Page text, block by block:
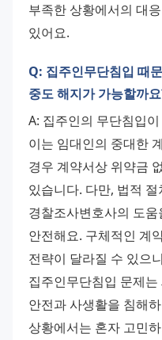
부족한 상황에서의 대
있어요.
Q: 집주인무단침입 때
중도 해지가 가능할까
A: 집주인의 무단침입
이는 임대인의 중대한
경우 계약서상 위약금
있습니다. 다만, 법적
경찰조사변호사의 도
안전해요. 구체적인 계
전략이 달라질 수 있으
집주인무단침입 문제
안전과 사생활을 침해
상황에서는 혼자 고민